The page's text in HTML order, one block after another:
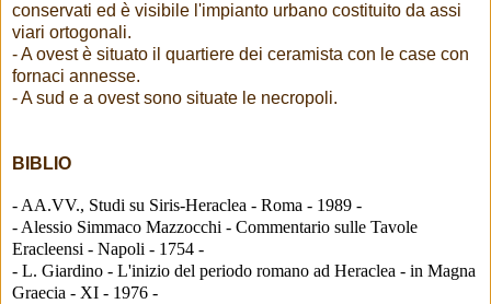
conservati ed è visibile l'impianto urbano costituito da assi
viari ortogonali.
- A ovest è situato il quartiere dei ceramista con le case con
fornaci annesse.
- A sud e a ovest sono situate le necropoli.
BIBLIO
- AA.VV., Studi su Siris-Heraclea - Roma - 1989 -
- Alessio Simmaco Mazzocchi - Commentario sulle Tavole
Eracleensi - Napoli - 1754 -
- L. Giardino - L'inizio del periodo romano ad Heraclea - in Magna
Graecia - XI - 1976 -